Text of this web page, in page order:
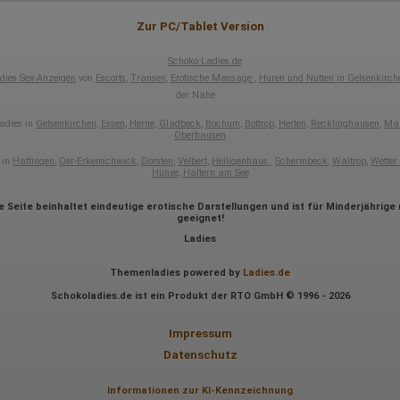
Die erzeugten Informationen über die Benutzung unserer Webseiten
und gespeichert. Dabei können aus den verarbeiteten Daten pseudonyme
Nutzungsprofile der Nutzer erstellt werden. Diese Informationen wird
gegebenenfalls auch an Dritte übertragen, sofern dies gesetzlich
vorgeschrieben wird oder, soweit Dritte diese Daten im Auftrag von
von Mitgliedstaaten der Europäischen Union oder in anderen
Vertragsstaaten des Abkommens über den Europäischen
Wirtschaftsraum gekürzt, dies bedeutet, dass alle Daten anonym
erhoben werden. Nur in Ausnahmefällen wird die volle IP-Adresse an
dem Browser des Nutzers übermittelte IP-Adresse wird nicht mit anderen
Daten von Google zusammengeführt.
Erhobene Informationen zum Besucherverhalten sind folgende:
Herkunft (Land und Stadt)
Betriebssystem
Browser und alle verwendeten Add-ons
Besucherquelle (Facebook, Suchmaschine oder verweisende
Welche Dateien wurden heruntergeladen?
Zur PC/Tablet Version
Schoko Ladies.de
Sex-Anzeigen von Escorts, Transen, Erotische Massage , Huren und Nutten in
der Nähe
in Gelsenkirchen Essen Herne, Gladbeck Bochum Bottrop, Herten Recklinghausen
Oberhausen
in Hattingen Oer-Erkenschwick Dorsten Velbert Heiligenhaus Schermbeck Waltrop
Hünxe, Haltern am See
Seite beinhaltet eindeutige erotische Darstellungen und ist für Minderjährige
geeignet!
Ladies
Themenladies powered by Ladies.de
Schokoladies.de ist ein Produkt der RTO GmbH © 1996 - 2026
Impressum
Datenschutz
Informationen zur KI-Kennzeichnung